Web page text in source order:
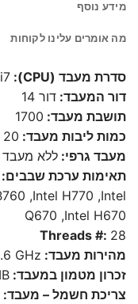
מידע נוסף
מה אומרים עלינו לקוחות
סדרת מעבד (CPU):
דור המעבד: דור 14
תושבת מעבד: 1700
כמות ליבות מעבד: 20 ליבות
מעבד גרפי: ללא מעבד
תאימות ערכת שבבים:
,Intel H770 ,Intel
Q670 ,Intel H670
Threads #: 28
מהירות מעבד: GHz
זכרון מטמון במעבד:
צריכת חשמל – מעבד: